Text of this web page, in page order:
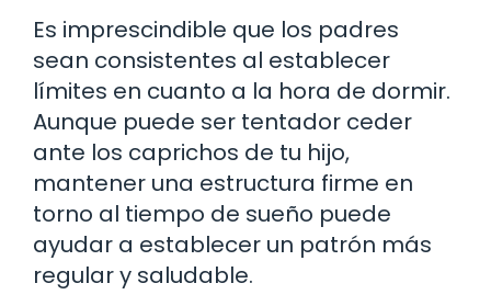
Es imprescindible que los padres
sean consistentes al establecer
límites en cuanto a la hora de dormir.
Aunque puede ser tentador ceder
ante los caprichos de tu hijo,
mantener una estructura firme en
torno al tiempo de sueño puede
ayudar a establecer un patrón más
regular y saludable.